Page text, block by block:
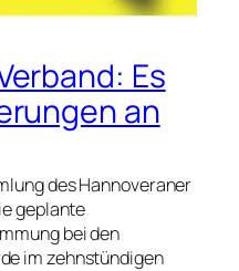
Es
an
des Hannoveraner
geplante
bei den
im zehnstündigen